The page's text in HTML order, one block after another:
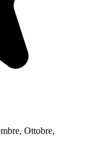
Ottobre,